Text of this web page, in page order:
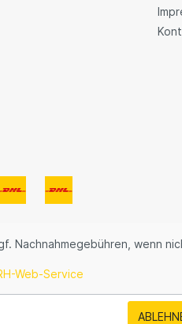
Nachnahmegebühren, wenn
Web-Service